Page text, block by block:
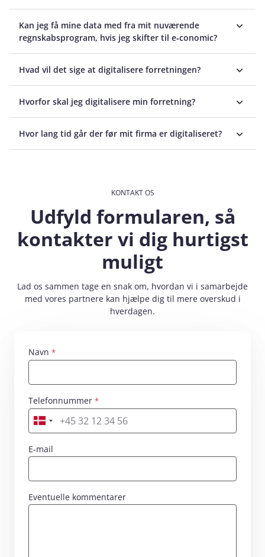
Kan jeg få mine data med fra mit nuværende
regnskabsprogram, hvis jeg skifter til e‑conomic?
Hvad vil det sige at digitalisere forretningen?
Hvorfor skal jeg digitalisere min forretning?
Hvor lang tid går der før mit firma er digitaliseret?
KONTAKT OS
Udfyld formularen, så
kontakter vi dig hurtigst
muligt
Lad os sammen tage en snak om, hvordan vi i samarbejde
med vores partnere kan hjælpe dig til mere overskud i
hverdagen.
Navn
Telefonnummer
E-mail
Eventuelle kommentarer